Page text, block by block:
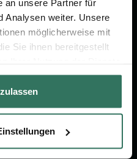
an unsere Partner für
Analysen weiter. Unsere
möglicherweise mit
Sie ihnen bereitgestellt
Portal
Kostenlos registrieren